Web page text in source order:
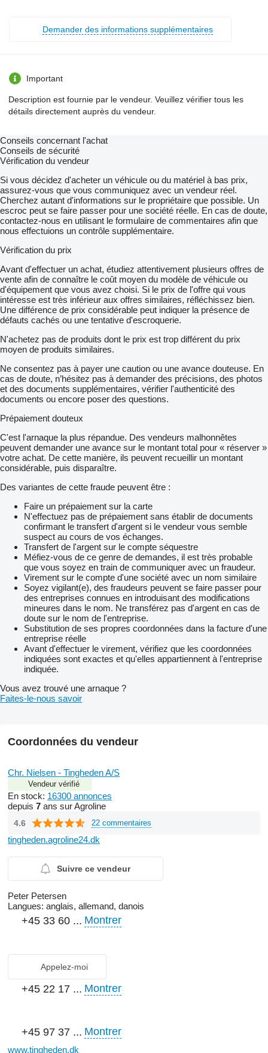
Demander des informations supplémentaires
Important
Description est fournie par le vendeur. Veuillez vérifier tous les
détails directement auprès du vendeur.
Conseils concernant l'achat
Conseils de sécurité
Vérification du vendeur
Si vous décidez d'acheter un véhicule ou du matériel à bas prix,
assurez-vous que vous communiquez avec un vendeur réel.
Cherchez autant d'informations sur le propriétaire que possible. Un
escroc peut se faire passer pour une société réelle. En cas de doute,
contactez-nous en utilisant le formulaire de commentaires afin que
nous effectuions un contrôle supplémentaire.
Vérification du prix
Avant d'effectuer un achat, étudiez attentivement plusieurs offres de
vente afin de connaître le coût moyen du modèle de véhicule ou
d'équipement que vous avez choisi. Si le prix de l'offre qui vous
intéresse est très inférieur aux offres similaires, réfléchissez bien.
Une différence de prix considérable peut indiquer la présence de
défauts cachés ou une tentative d'escroquerie.
N'achetez pas de produits dont le prix est trop différent du prix
moyen de produits similaires.
Ne consentez pas à payer une caution ou une avance douteuse. En
cas de doute, n’hésitez pas à demander des précisions, des photos
et des documents supplémentaires, vérifier l'authenticité des
documents ou encore poser des questions.
Prépaiement douteux
C'est l'arnaque la plus répandue. Des vendeurs malhonnêtes
peuvent demander une avance sur le montant total pour « réserver »
votre achat. De cette manière, ils peuvent recueillir un montant
considérable, puis disparaître.
Des variantes de cette fraude peuvent être :
Faire un prépaiement sur la carte
N'effectuez pas de prépaiement sans établir de documents
confirmant le transfert d'argent si le vendeur vous semble
suspect au cours de vos échanges.
Transfert de l'argent sur le compte séquestre
Méfiez-vous de ce genre de demandes, il est très probable
que vous soyez en train de communiquer avec un fraudeur.
Virement sur le compte d'une société avec un nom similaire
Soyez vigilant(e), des fraudeurs peuvent se faire passer pour
des entreprises connues en introduisant des modifications
mineures dans le nom. Ne transférez pas d'argent en cas de
doute sur le nom de l'entreprise.
Substitution de ses propres coordonnées dans la facture d'une
entreprise réelle
Avant d'effectuer le virement, vérifiez que les coordonnées
indiquées sont exactes et qu'elles appartiennent à l'entreprise
indiquée.
Vous avez trouvé une arnaque ?
Faites-le-nous savoir
Coordonnées du vendeur
Chr. Nielsen - Tingheden A/S
Vendeur vérifié
En stock: 16300 annonces
depuis 7 ans sur Agroline
4.6 22 commentaires
tingheden.agroline24.dk
Suivre ce vendeur
Peter Petersen
Langues: anglais, allemand, danois
+45 33 60 ... Montrer
Appelez-moi
+45 22 17 ... Montrer
+45 97 37 ... Montrer
www.tingheden.dk